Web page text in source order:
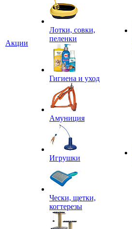
Акции
Лотки, совки,
пеленки
Гигиена и уход
Амуниция
Игрушки
Чески, щетки,
когтерезы